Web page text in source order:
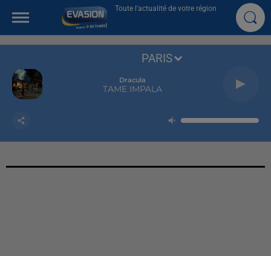
Toute l'actualité de votre région
Dracula
TAME IMPALA
PARIS